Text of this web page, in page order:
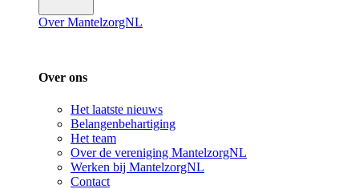
Over MantelzorgNL
Over ons
Het laatste nieuws
Belangenbehartiging
Het team
Over de vereniging MantelzorgNL
Werken bij MantelzorgNL
Contact